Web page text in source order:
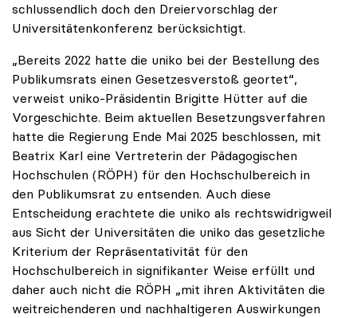
schlussendlich doch den Dreiervorschlag der
Universitätenkonferenz berücksichtigt.
„Bereits 2022 hatte die uniko bei der Bestellung des
Publikumsrats einen Gesetzesverstoß geortet“,
verweist uniko-Präsidentin Brigitte Hütter auf die
Vorgeschichte. Beim aktuellen Besetzungsverfahren
hatte die Regierung Ende Mai 2025 beschlossen, mit
Beatrix Karl eine Vertreterin der Pädagogischen
Hochschulen (RÖPH) für den Hochschulbereich in
den Publikumsrat zu entsenden. Auch diese
Entscheidung erachtete die uniko als rechtswidrigweil
aus Sicht der Universitäten die uniko das gesetzliche
Kriterium der Repräsentativität für den
Hochschulbereich in signifikanter Weise erfüllt und
daher auch nicht die RÖPH „mit ihren Aktivitäten die
weitreichenderen und nachhaltigeren Auswirkungen